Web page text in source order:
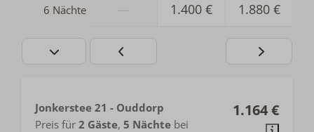
6 Nächte 1.400 € 1.880 €
1.164 €
Jonkerstee 21 - Ouddorp
Preis für 2 Gäste, 5 Nächte bei